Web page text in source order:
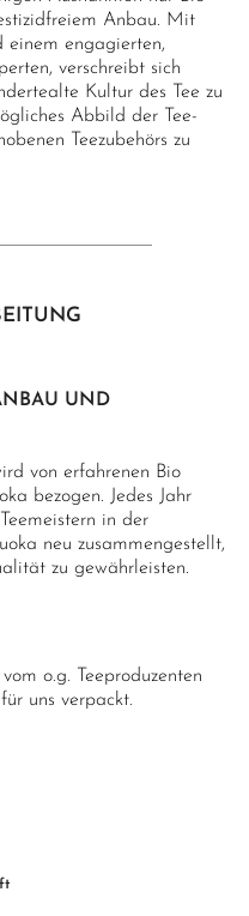
Anbau. Mit
engagierten,
verschreibt sich
Kultur des Tee zu
Abbild der Tee-
Teezubehörs zu
UND
von erfahrenen Bio
bezogen. Jedes Jahr
in der
neu zusammengestellt,
zu gewährleisten.
o.g. Teeproduzenten
uns verpackt.